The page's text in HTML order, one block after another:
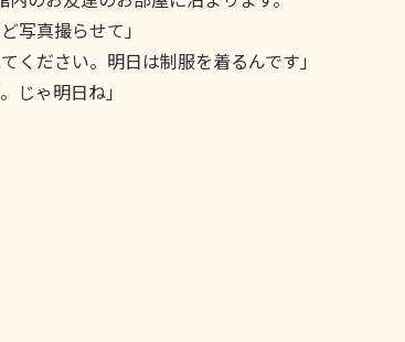
真撮らせて」
ださい。明日は制服を着るんです」
ゃ明日ね」